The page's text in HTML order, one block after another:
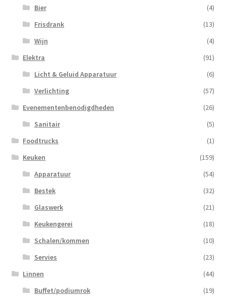
Bier
(4)
Frisdrank
(13)
Wijn
(4)
Elektra
(91)
Licht & Geluid Apparatuur
(6)
Verlichting
(57)
Evenementenbenodigdheden
(26)
Sanitair
(5)
Foodtrucks
(1)
Keuken
(159)
Apparatuur
(54)
Bestek
(32)
Glaswerk
(21)
Keukengerei
(18)
Schalen/kommen
(10)
Servies
(23)
Linnen
(44)
Buffet/podiumrok
(19)